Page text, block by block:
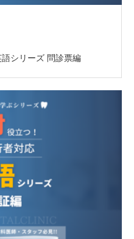
シリーズ 問診票編